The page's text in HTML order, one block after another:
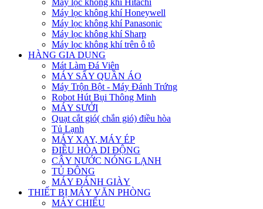
Máy lọc không khí Hitachi
Máy lọc không khí Honeywell
Máy lọc không khí Panasonic
Máy lọc không khí Sharp
Máy lọc không khí trên ô tô
HÀNG GIA DỤNG
Mát Làm Đá Viên
MÁY SẤY QUẦN ÁO
Máy Trộn Bột - Máy Đánh Trứng
Robot Hút Bụi Thông Minh
MÁY SƯỞI
Quạt cắt gió( chắn gió) điều hòa
Tủ Lạnh
MÁY XAY, MÁY ÉP
ĐIỀU HÒA DI ĐỘNG
CÂY NƯỚC NÓNG LẠNH
TỦ ĐÔNG
MÁY ĐÁNH GIÀY
THIẾT BỊ MÁY VĂN PHÒNG
MÁY CHIẾU